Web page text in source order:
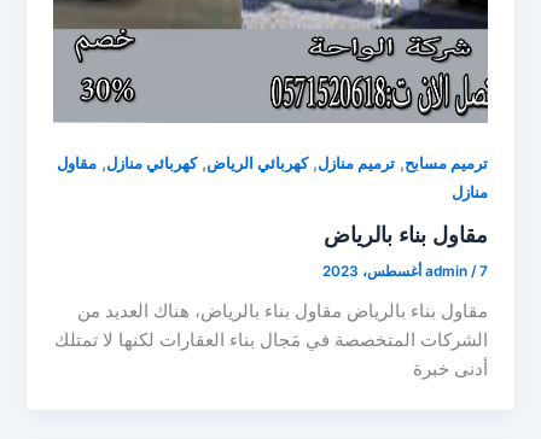
ترميم مسابح,ترميم منازل,كهربائي الرياض,كهربائي منازل,مقاول
منازل
مقاول بناء بالرياض
admin /7 أغسطس، 2023
مقاول بناء بالرياض مقاول بناء بالرياض، هناك العديد من
الشركات المتخصصة في مَجال بناء العقارات لكنها لا تمتلك
أدنى خبرة